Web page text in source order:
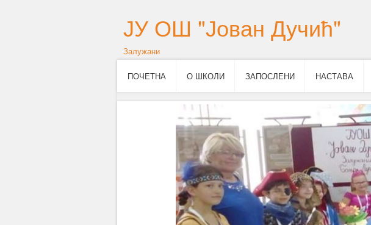
ЈУ ОШ "Јован Дучић"
Залужани
ПОЧЕТНА О ШКОЛИ ЗАПОСЛЕНИ НАСТАВА